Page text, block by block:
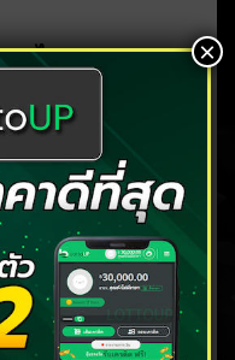
อะไร
ญแรงกดดัน หรือ
รงาน และความ
ำนึกจึงดึงภาพ
หล่านั้น
ายคนจะมองว่าเป็น
×